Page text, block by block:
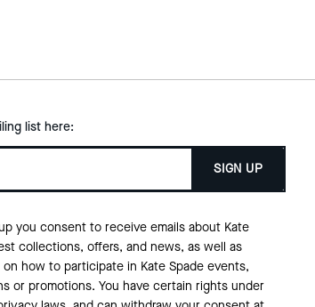
list here:
SIGN UP
you consent to receive emails about Kate
collections, offers, and news, as well as
how to participate in Kate Spade events,
or promotions. You have certain rights under